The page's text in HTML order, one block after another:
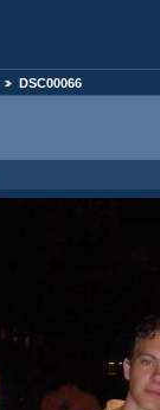
DSC00066